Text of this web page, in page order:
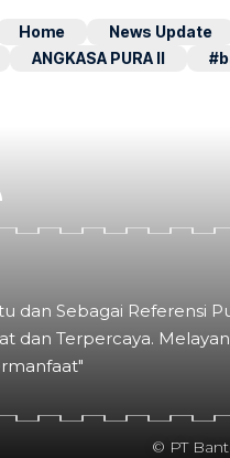
Home News Update
ANGKASA PURA II
dan Sebagai Referensi
dan Terpercaya.
© PT